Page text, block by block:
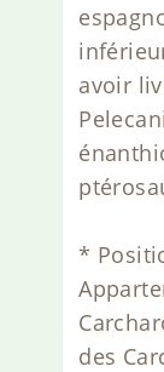
avoir
*
des